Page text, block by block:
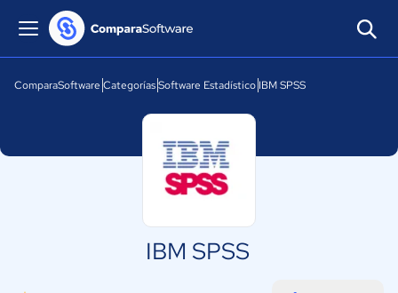
ComparaSoftware CategoríasSoftware Estadístico IBM SPSS
IBM SPSS